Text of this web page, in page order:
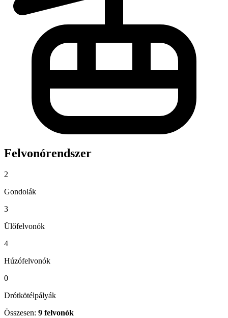
Felvonórendszer
2
Gondolák
3
Ülőfelvonók
4
Húzófelvonók
0
Drótkötélpályák
Összesen: 9 felvonók